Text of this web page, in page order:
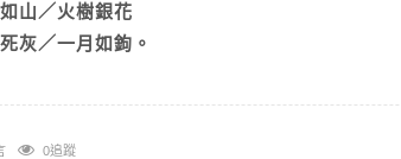
山／火樹銀花
灰／一月如鉤。
0追蹤